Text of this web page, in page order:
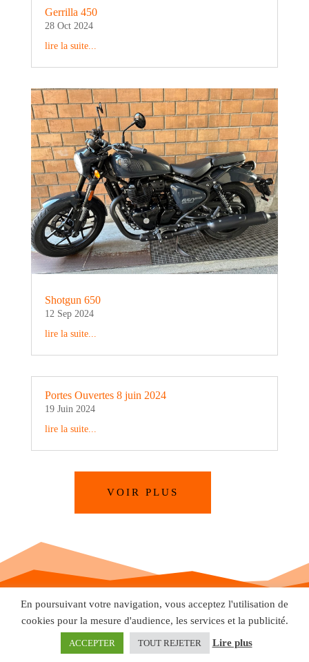
Gerrilla 450
28 Oct 2024
lire la suite...
Shotgun 650
12 Sep 2024
lire la suite...
Portes Ouvertes 8 juin 2024
19 Juin 2024
lire la suite...
VOIR PLUS
Contact
Motosecours
En poursuivant votre navigation, vous acceptez l'utilisation de
cookies pour la mesure d'audience, les services et la publicité.
ACCEPTER TOUT REJETER Lire plus